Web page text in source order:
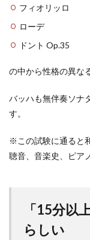
フィオリッロ
ローデ
ドント Op.35
の中から性格の異な
バッハも無伴奏ソナ
す。
※この試験に通ると
聴音、音楽史、ピア
「15分以
らしい